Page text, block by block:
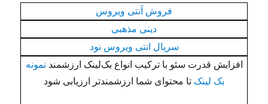
فروش آنتی ویروس
دینی مذهبی
سریال انتی ویروس نود
افزایش قدرت سئو با ترکیب انواع بک‌لینک ارزشمند نمونه
بک لینک تا محتوای شما ارزشمندتر ارزیابی شود